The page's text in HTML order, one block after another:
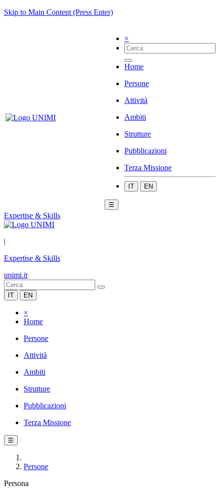
Skip to Main Content (Press Enter)
×
Home
Persone
Attività
Ambiti
Strutture
Pubblicazioni
Terza Missione
IT EN
☰
Expertise & Skills
|
Expertise & Skills
unimi.it
IT EN
×
Home
Persone
Attività
Ambiti
Strutture
Pubblicazioni
Terza Missione
☰
Persone
Persona